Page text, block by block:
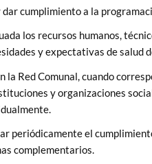
cumplimiento a la
los recursos humanos,
y expectativas de salud
la Red Comunal, cuando
y organizaciones
periódicamente el
complementarios.